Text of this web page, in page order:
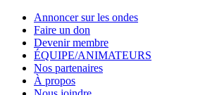
Annoncer sur les ondes
Faire un don
Devenir membre
ÉQUIPE/ANIMATEURS
Nos partenaires
À propos